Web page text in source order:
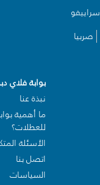
سراييفو
صربيا
بوابة فلاي
نبذة عنا
ما أهمية
للعطلات؟
الأسئلة
اتصل بنا
السياسات